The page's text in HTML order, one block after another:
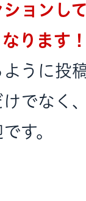
ョンし
ります
うに投
でなく
す。